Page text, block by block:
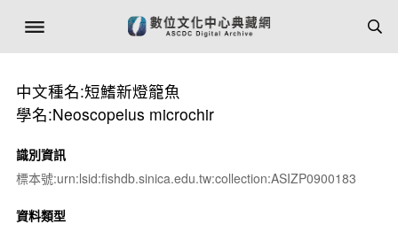
中文種名:短鰭新燈籠魚
學名:Neoscopelus microchir
識別資訊
標本號:urn:lsid:fishdb.sinica.edu.tw:collection:ASIZP0900183
資料類型